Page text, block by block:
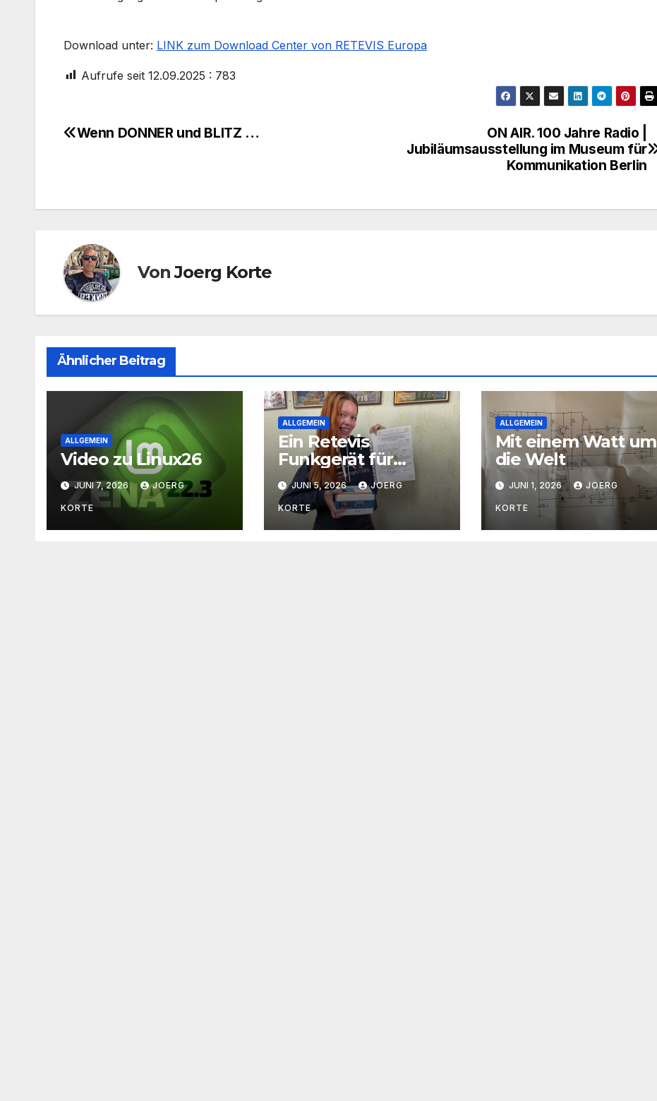
Download unter: LINK zum Download Center von RETEVIS Europa
Aufrufe seit 12.09.2025 : 783
Beitragsnavigation
ON AIR. 100 Jahre Radio |
Jubiläumsausstellung im Museum für
Kommunikation Berlin
Wenn DONNER und BLITZ …
VonJoerg Korte
Ähnlicher Beitrag
ALLGEMEIN
Video zu Linux26
JUNI 7, 2026 JOERG
KORTE
ALLGEMEIN
Ein Retevis
Funkgerät für
Dianna
JUNI 5, 2026 JOERG
KORTE
ALLGEMEIN
Mit einem Watt um
die Welt
JUNI 1, 2026 JOERG
KORTE